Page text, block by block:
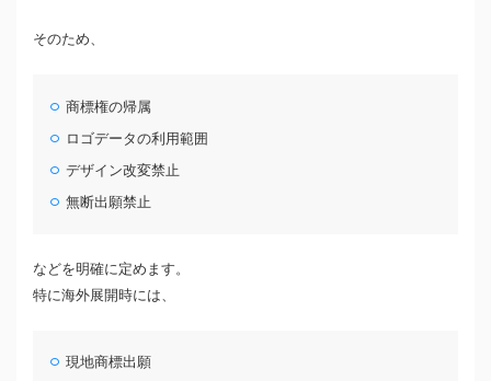
そのため、
商標権の帰属
ロゴデータの利用範囲
デザイン改変禁止
無断出願禁止
などを明確に定めます。
特に海外展開時には、
現地商標出願